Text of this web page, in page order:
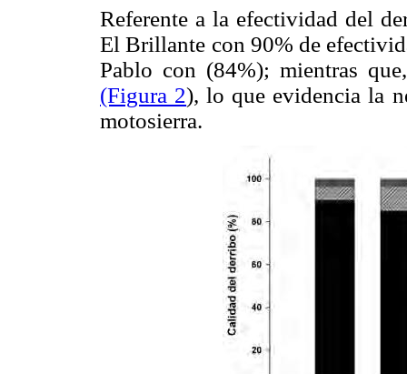
Referente a la efectividad del
El Brillante con 90% de
Pablo con (84%); mientras
(Figura 2), lo que evidencia la
motosierra.